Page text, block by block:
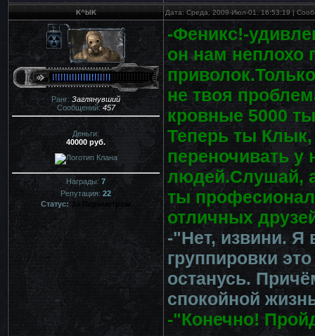
K^bIK Дата: Среда, 2009-Июл-01, 16:53:19 |
Ранг: Заглянувший
Сообщений:457
Деньги:
40000 руб.
Награды:7
Репутация:22
Статус:За Периметром
-Феникс!-
он нам неплохо
не твоя
кровные 5000
Теперь ты
переночивать
людей.Слушай,
ты
отличных
-"Нет, извини. Я
группировки
останусь.
спокойной
-"Конечно!